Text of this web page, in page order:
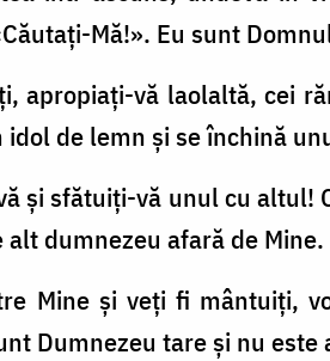
Mă!». Eu sunt
apropiaţi-vă laolaltă, cei
idol de lemn şi se închină
şi sfătuiţi-vă unul cu altul!
alt dumnezeu afară de
Mine şi veţi fi mântuiţi,
Dumnezeu tare şi nu este